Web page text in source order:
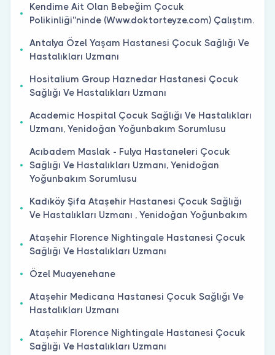
Kendime Ait Olan Bebeğim Çocuk
Polikinliği''ninde (Www.doktorteyze.com) Çalıştım.
Antalya Özel Yaşam Hastanesi Çocuk Sağlığı Ve
Hastalıkları Uzmanı
Hositalium Group Haznedar Hastanesi Çocuk
Sağlığı Ve Hastalıkları Uzmanı
Academic Hospital Çocuk Sağlığı Ve Hastalıkları
Uzmanı, Yenidoğan Yoğunbakım Sorumlusu
Acıbadem Maslak - Fulya Hastaneleri Çocuk
Sağlığı Ve Hastalıkları Uzmanı, Yenidoğan
Yoğunbakım Sorumlusu
Kadıköy Şifa Ataşehir Hastanesi Çocuk Sağlığı
Ve Hastalıkları Uzmanı , Yenidoğan Yoğunbakım
Ataşehir Florence Nightingale Hastanesi Çocuk
Sağlığı Ve Hastalıkları Uzmanı
Özel Muayenehane
Ataşehir Medicana Hastanesi Çocuk Sağlığı Ve
Hastalıkları Uzmanı
Atașehir Florence Nightingale Hastanesi Çocuk
Sağlığı Ve Hastalıkları Uzmanı